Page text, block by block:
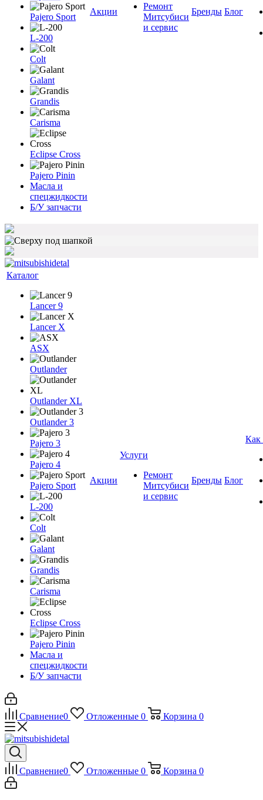
Pajero Sport
L-200
Colt
Galant
Grandis
Carisma
Eclipse Cross
Pajero Pinin
Масла и
спецжидкости
Б/У запчасти
Акции
Ремонт
Митсубиси
и сервис
Бренды Блог
Каталог
Lancer 9
Lancer X
ASX
Outlander
Outlander XL
Outlander 3
Pajero 3
Pajero 4
Pajero Sport
L-200
Colt
Galant
Grandis
Carisma
Eclipse Cross
Pajero Pinin
Масла и
спецжидкости
Б/У запчасти
Акции
Услуги
Ремонт
Митсубиси
и сервис
Бренды Блог
Как
Сравнение0 Отложенные 0 Корзина 0
Сравнение0 Отложенные 0 Корзина 0